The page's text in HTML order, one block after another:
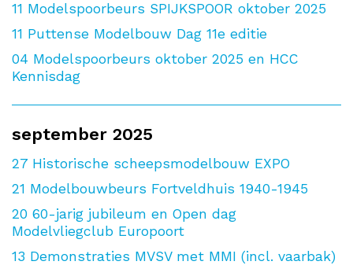
11 Modelspoorbeurs SPIJKSPOOR oktober 2025
11 Puttense Modelbouw Dag 11e editie
04 Modelspoorbeurs oktober 2025 en HCC
Kennisdag
september 2025
27 Historische scheepsmodelbouw EXPO
21 Modelbouwbeurs Fortveldhuis 1940-1945
20 60-jarig jubileum en Open dag
Modelvliegclub Europoort
13 Demonstraties MVSV met MMI (incl. vaarbak)